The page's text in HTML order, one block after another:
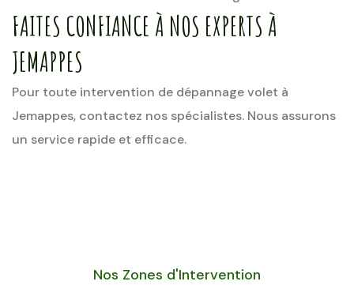
FAITES CONFIANCE À NOS EXPERTS À
JEMAPPES
Pour toute intervention de dépannage volet à
Jemappes, contactez nos spécialistes. Nous assurons
un service rapide et efficace.
Nos Zones d'Intervention